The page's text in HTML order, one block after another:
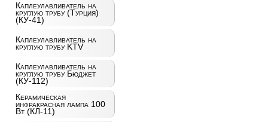
Каплеулавливатель на
круглую трубу (Турция)
(КУ-41)
Каплеулавливатель на
круглую трубу KTV
Каплеулавливатель на
круглую трубу Бюджет
(КУ-112)
Керамическая
инфракрасная лампа 100
Вт (КЛ-11)